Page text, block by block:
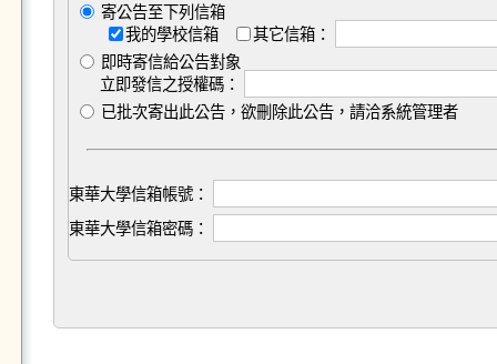
寄公告至下列信箱
我的學校信箱
其它信箱：
即時寄信給公告對象
立即發信之授權碼：
已批次寄出此公告，欲刪除此公告，請洽系統管理者
東華大學信箱帳號：
東華大學信箱密碼：